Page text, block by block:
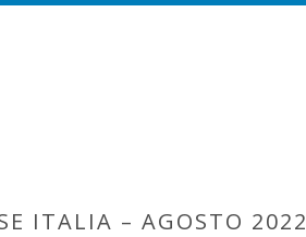
ITALIA – AGOSTO 2022